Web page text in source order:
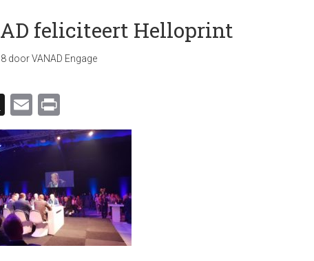
feliciteert Helloprint
doorVANAD Engage
X Email